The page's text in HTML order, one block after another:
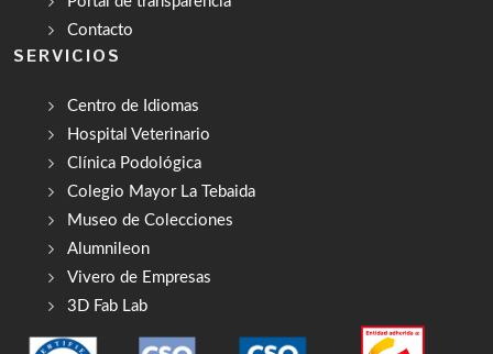
Contacto
SERVICIOS
Centro de Idiomas
Hospital Veterinario
Clínica Podológica
Colegio Mayor La Tebaida
Museo de Colecciones
Alumnileon
Vivero de Empresas
3D Fab Lab